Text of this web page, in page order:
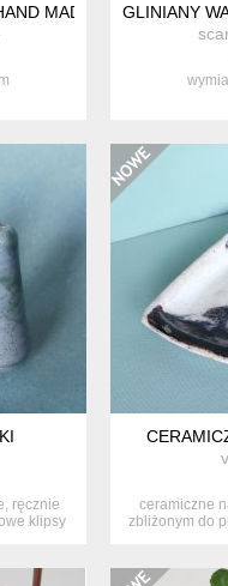
MADE WOŁKUSZE PRL
GLINIANY
ręcznie
klipsy
ceramiczne
zbliżonym do